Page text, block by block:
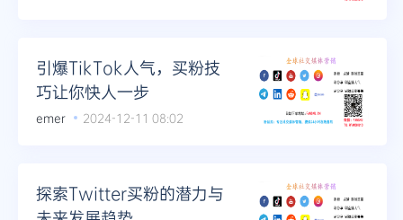
引爆TikTok人气，买粉技
巧让你快人一步
emer 2024-12-11 08:02
探索Twitter买粉的潜力与